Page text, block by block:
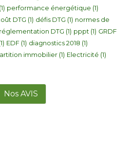
(1) performance énergétique (1)
DTG (1) défis DTG (1) normes de
réglementation DTG (1) pppt (1) GRDF
EDF (1) diagnostics 2018 (1)
immobilier (1) Electricité (1)
Nos AVIS